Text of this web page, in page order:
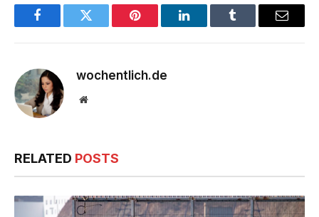
FacebookTwitter Pinterest LinkedInTumblr Email
wochentlich.de
Website
RELATED POSTS